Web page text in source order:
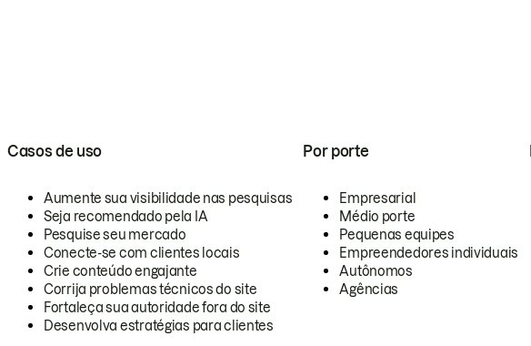
Casos de uso
Aumente sua visibilidade nas pesquisas
Seja recomendado pela IA
Pesquise seu mercado
Conecte-se com clientes locais
Crie conteúdo engajante
Corrija problemas técnicos do site
Fortaleça sua autoridade fora do site
Desenvolva estratégias para clientes
Por porte
Empresarial
Médio porte
Pequenas equipes
Empreendedores individuais
Autônomos
Agências